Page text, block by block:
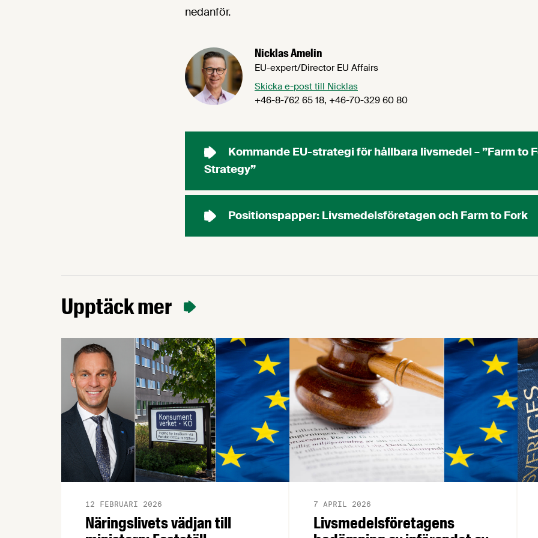
nedanför.
Nicklas Amelin
EU-expert/Director EU Affairs
Skicka e-post till Nicklas
+46-8-762 65 18, +46-70-329 60 80
Kommande EU-strategi för hållbara livsmedel – ”Farm to
Strategy”
Positionspapper: Livsmedelsföretagen och Farm to Fork
Upptäck mer
Näringslivets vädjan till
12 FEBRUARI 2026
Livsmedelsföretagens
7 APRIL 2026